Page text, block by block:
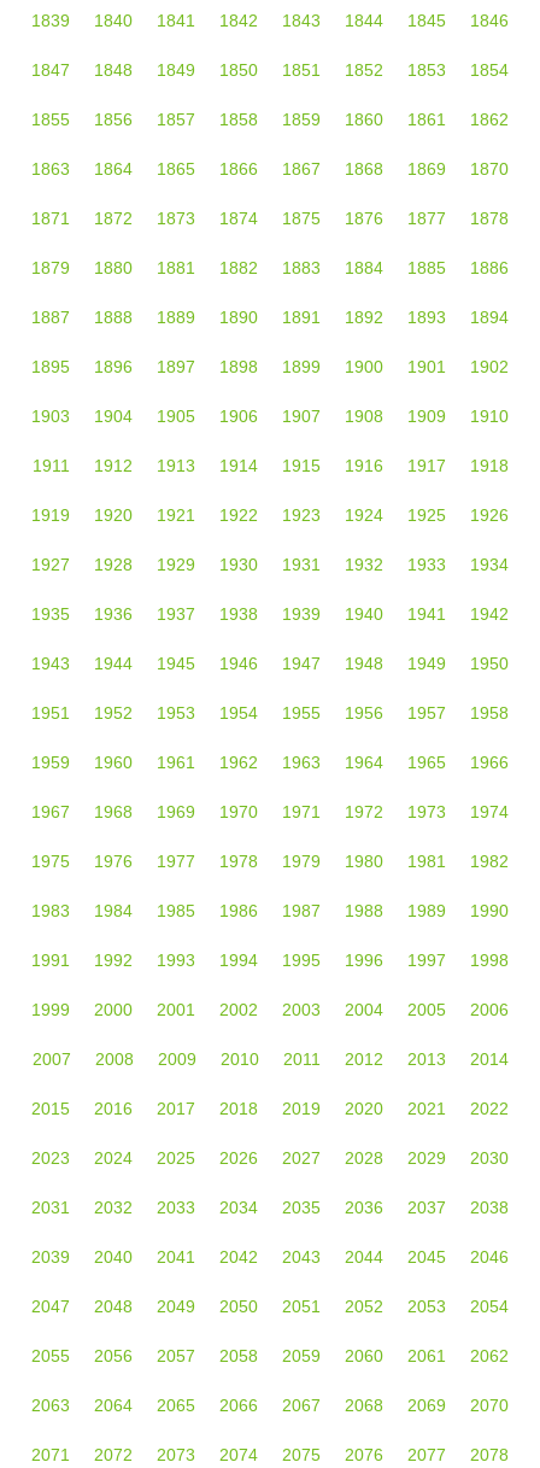
1839 1840 1841 1842 1843 1844 1845 1846
1847 1848 1849 1850 1851 1852 1853 1854
1855 1856 1857 1858 1859 1860 1861 1862
1863 1864 1865 1866 1867 1868 1869 1870
1871 1872 1873 1874 1875 1876 1877 1878
1879 1880 1881 1882 1883 1884 1885 1886
1887 1888 1889 1890 1891 1892 1893 1894
1895 1896 1897 1898 1899 1900 1901 1902
1903 1904 1905 1906 1907 1908 1909 1910
1911 1912 1913 1914 1915 1916 1917 1918
1919 1920 1921 1922 1923 1924 1925 1926
1927 1928 1929 1930 1931 1932 1933 1934
1935 1936 1937 1938 1939 1940 1941 1942
1943 1944 1945 1946 1947 1948 1949 1950
1951 1952 1953 1954 1955 1956 1957 1958
1959 1960 1961 1962 1963 1964 1965 1966
1967 1968 1969 1970 1971 1972 1973 1974
1975 1976 1977 1978 1979 1980 1981 1982
1983 1984 1985 1986 1987 1988 1989 1990
1991 1992 1993 1994 1995 1996 1997 1998
1999 2000 2001 2002 2003 2004 2005 2006
2007 2008 2009 2010 2011 2012 2013 2014
2015 2016 2017 2018 2019 2020 2021 2022
2023 2024 2025 2026 2027 2028 2029 2030
2031 2032 2033 2034 2035 2036 2037 2038
2039 2040 2041 2042 2043 2044 2045 2046
2047 2048 2049 2050 2051 2052 2053 2054
2055 2056 2057 2058 2059 2060 2061 2062
2063 2064 2065 2066 2067 2068 2069 2070
2071 2072 2073 2074 2075 2076 2077 2078